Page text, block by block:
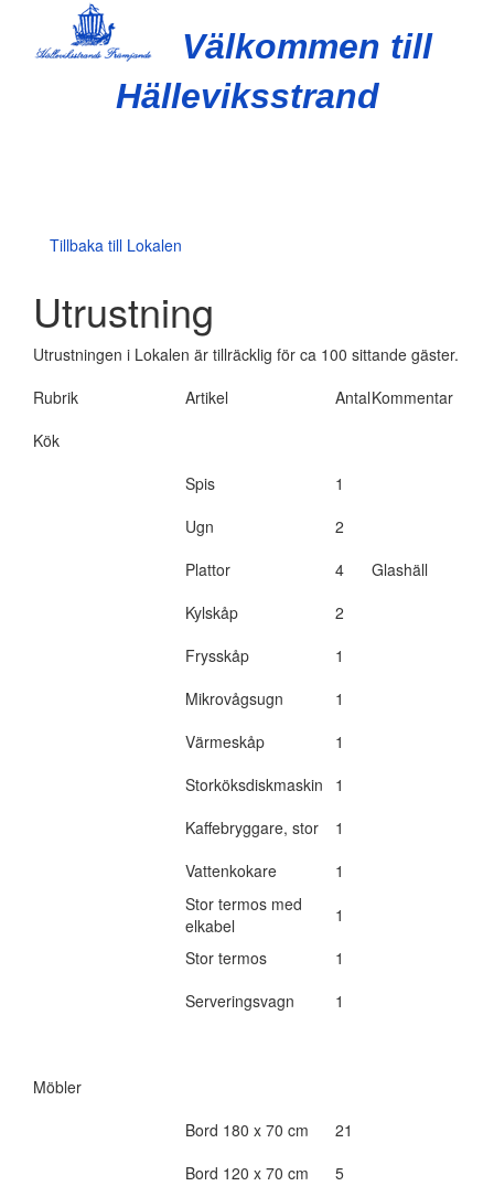
Välkommen till
Hälleviksstrand
Tillbaka till Lokalen
Utrustning
Utrustningen i Lokalen är tillräcklig för ca 100 sittande gäster.
Rubrik
Artikel AntalKommentar
Kök
Spis
1
Ugn
2
Plattor
4
Glashäll
Kylskåp
2
Frysskåp
1
Mikrovågsugn
1
Värmeskåp
1
Storköksdiskmaskin
1
Kaffebryggare, stor
1
Vattenkokare
1
Stor termos med
elkabel
1
Stor termos
1
Serveringsvagn
1
Möbler
Bord 180 x 70 cm
21
Bord 120 x 70 cm
5